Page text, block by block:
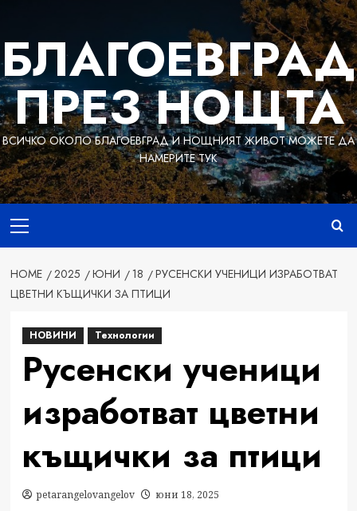
content
БЛАГОЕВГРАД
ПРЕЗ НОЩТА
ВСИЧКО ОКОЛО БЛАГОЕВГРАД И НОЩНИЯТ ЖИВОТ МОЖЕТЕ ДА
НАМЕРИТЕ ТУК
Menu
HOME 2025 ЮНИ 18
РУСЕНСКИ УЧЕНИЦИ ИЗРАБОТВАТ
ЦВЕТНИ КЪЩИЧКИ ЗА ПТИЦИ
НОВИНИ Технологии
Русенски ученици
изработват цветни
къщички за птици
petarangelovangelov юни 18, 2025